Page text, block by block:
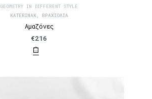
GEOMETRY IN DIFFERENT STYLE
KATERINAK, ΒΡΑΧΙΌΛΙΑ
Αμαζόνες
€216